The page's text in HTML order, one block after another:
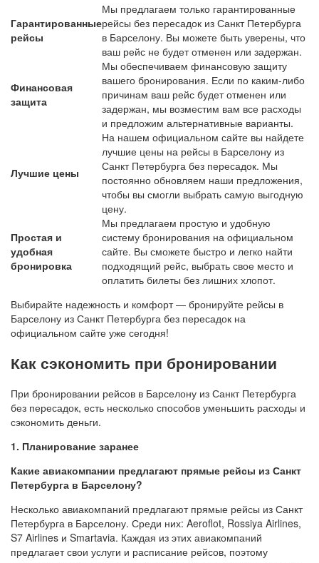
Гарантированные
рейсы
Мы предлагаем только гарантированные
рейсы без пересадок из Санкт Петербурга
в Барселону. Вы можете быть уверены, что
ваш рейс не будет отменен или задержан.
Финансовая
защита
Мы обеспечиваем финансовую защиту
вашего бронирования. Если по каким-либо
причинам ваш рейс будет отменен или
задержан, мы возместим вам все расходы
и предложим альтернативные варианты.
Лучшие цены
На нашем официальном сайте вы найдете
лучшие цены на рейсы в Барселону из
Санкт Петербурга без пересадок. Мы
постоянно обновляем наши предложения,
чтобы вы смогли выбрать самую выгодную
цену.
Простая и
удобная
бронировка
Мы предлагаем простую и удобную
систему бронирования на официальном
сайте. Вы сможете быстро и легко найти
подходящий рейс, выбрать свое место и
оплатить билеты без лишних хлопот.
Выбирайте надежность и комфорт — бронируйте рейсы в
Барселону из Санкт Петербурга без пересадок на
официальном сайте уже сегодня!
Как сэкономить при бронировании
При бронировании рейсов в Барселону из Санкт Петербурга
без пересадок, есть несколько способов уменьшить расходы и
сэкономить деньги.
1. Планирование заранее
Какие авиакомпании предлагают прямые рейсы из Санкт
Петербурга в Барселону?
Несколько авиакомпаний предлагают прямые рейсы из Санкт
Петербурга в Барселону. Среди них: Aeroflot, Rossiya Airlines,
S7 Airlines и Smartavia. Каждая из этих авиакомпаний
предлагает свои услуги и расписание рейсов, поэтому